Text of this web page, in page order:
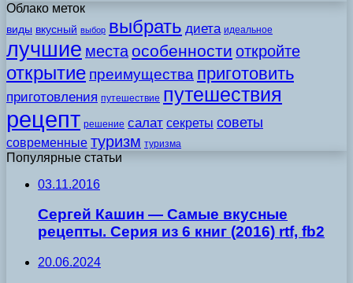
Облако меток
виды вкусный выбор выбрать диета идеальное
лучшие места особенности откройте
открытие преимущества приготовить
приготовления путешествие путешествия
рецепт решение салат секреты советы
современные туризм туризма
Популярные статьи
03.11.2016
Сергей Кашин — Самые вкусные
рецепты. Серия из 6 книг (2016) rtf, fb2
20.06.2024